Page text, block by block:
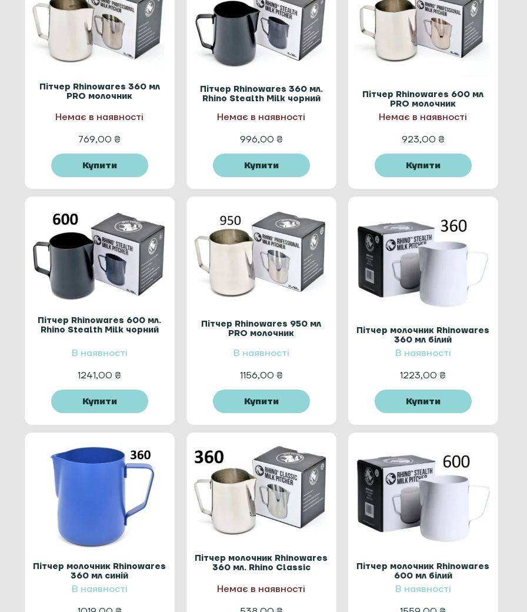
Пітчер Rhinowares 360 мл
PRO молочник
Немає в наявності
769,00 ₴
Купити
Пітчер Rhinowares 360 мл.
Rhino Stealth Milk чорний
Немає в наявності
996,00 ₴
Купити
Пітчер Rhinowares 600 мл
PRO молочник
Немає в наявності
923,00 ₴
Купити
Пітчер Rhinowares 600 мл.
Rhino Stealth Milk чорний
В наявності
1241,00 ₴
Купити
Пітчер Rhinowares 950 мл
PRO молочник
В наявності
1156,00 ₴
Купити
Пітчер молочник Rhinowares
360 мл білий
В наявності
1223,00 ₴
Купити
Пітчер молочник Rhinowares
360 мл синій
В наявності
Пітчер молочник Rhinowares
360 мл. Rhino Classic
Немає в наявності
Пітчер молочник Rhinowares
600 мл білий
В наявності